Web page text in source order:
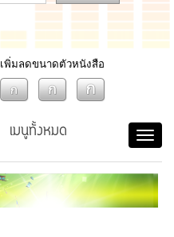
เพิ่มลดขนาดตัวหนังสือ
เมนูทั้งหมด